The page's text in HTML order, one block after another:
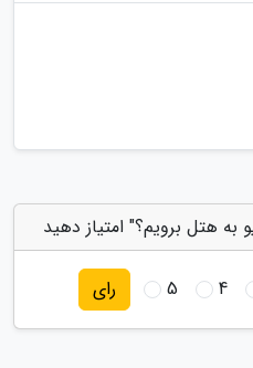
به هتل برویم؟" امتیاز دهید
4
5 رای